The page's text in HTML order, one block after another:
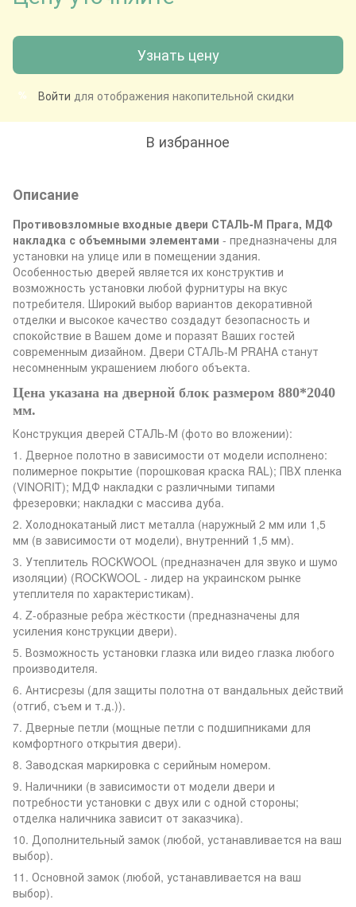
Узнать цену
% Войти для отображения накопительной скидки
В избранное
Описание
Противовзломные входные двери СТАЛЬ-М Прага, МДФ
накладка с объемными элементами - предназначены для
установки на улице или в помещении здания.
Особенностью дверей является их конструктив и
возможность установки любой фурнитуры на вкус
потребителя. Широкий выбор вариантов декоративной
отделки и высокое качество создадут безопасность и
спокойствие в Вашем доме и поразят Ваших гостей
современным дизайном. Двери СТАЛЬ-М PRAHA станут
несомненным украшением любого объекта.
Цена указана на дверной блок размером 880*2040
мм.
Конструкция дверей СТАЛЬ-М (фото во вложении):
1. Дверное полотно в зависимости от модели исполнено:
полимерное покрытие (порошковая краска RAL); ПВХ пленка
(VINORIT); МДФ накладки с различными типами
фрезеровки; накладки с массива дуба.
2. Холоднокатаный лист металла (наружный 2 мм или 1,5
мм (в зависимости от модели), внутренний 1,5 мм).
3. Утеплитель ROCKWOOL (предназначен для звуко и шумо
изоляции) (ROCKWOOL - лидер на украинском рынке
утеплителя по характеристикам).
4. Z-образные ребра жёсткости (предназначены для
усиления конструкции двери).
5. Возможность установки глазка или видео глазка любого
производителя.
6. Антисрезы (для защиты полотна от вандальных действий
(отгиб, съем и т.д.)).
7. Дверные петли (мощные петли с подшипниками для
комфортного открытия двери).
8. Заводская маркировка с серийным номером.
9. Наличники (в зависимости от модели двери и
потребности установки с двух или с одной стороны;
отделка наличника зависит от заказчика).
10. Дополнительный замок (любой, устанавливается на ваш
выбор).
11. Основной замок (любой, устанавливается на ваш
выбор).